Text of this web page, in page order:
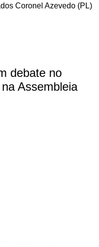
Coronel Azevedo (PL)
debate no
Assembleia